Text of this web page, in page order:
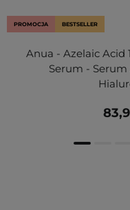
PROMOCJA BESTSELLER
Anua - Azelaic Acid
Serum -